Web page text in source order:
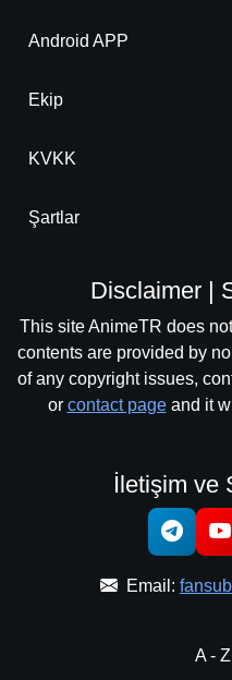
Android APP
Ekip
KVKK
Şartlar
Disclaimer |
This site AnimeTR does
contents are provided by
of any copyright issues,
or contact pageand it
İletişim ve
Email:
A -